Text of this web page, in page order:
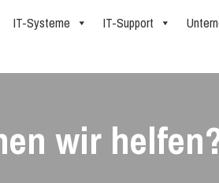
IT-Systeme IT-Support
wir